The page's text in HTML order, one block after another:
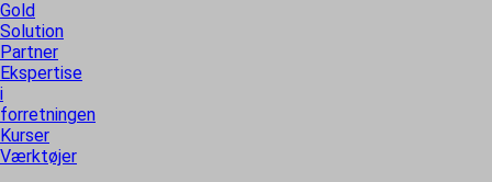
Gold
Solution
Partner
Ekspertise
i
forretningen
Kurser
Værktøjer